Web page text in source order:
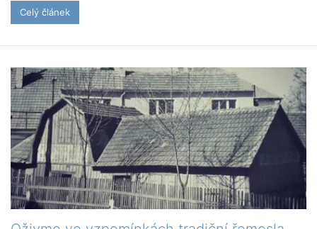
Celý článek